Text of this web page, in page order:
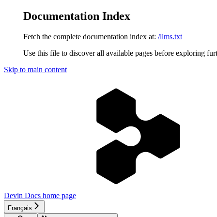
Documentation Index
Fetch the complete documentation index at: /llms.txt
Use this file to discover all available pages before exploring
Skip to main content
Devin Docs home page
Français